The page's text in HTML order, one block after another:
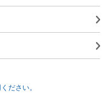
ださい。